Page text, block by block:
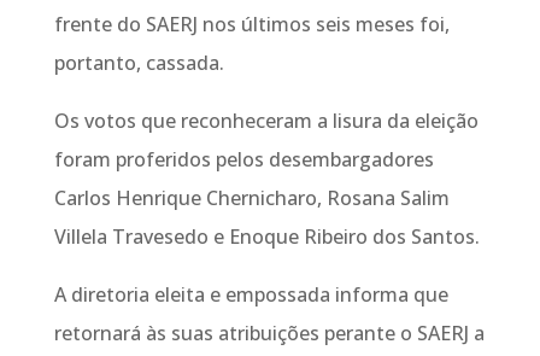
frente do SAERJ nos últimos seis meses foi,
portanto, cassada.
Os votos que reconheceram a lisura da eleição
foram proferidos pelos desembargadores
Carlos Henrique Chernicharo, Rosana Salim
Villela Travesedo e Enoque Ribeiro dos Santos.
A diretoria eleita e empossada informa que
retornará às suas atribuições perante o SAERJ a